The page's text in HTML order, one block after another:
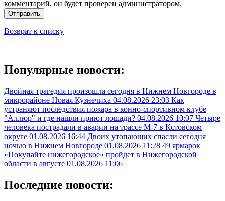
комментарий, он будет проверен администратором.
Отправить
Возврат к списку
Популярные новости:
Двойная трагедия произошла сегодня в Нижнем Новгороде в
микрорайоне Новая Кузнечиха 04.08.2026 23:03 Как
устраняют последствия пожара в конно-спортивном клубе
"Аллюр" и где нашли приют лошади? 04.08.2026 10:07 Четыре
человека пострадали в аварии на трассе М-7 в Кстовском
округе 01.08.2026 16:44 Двоих утопающих спасли сегодня
ночью в Нижнем Новгороде 01.08.2026 11:28 49 ярмарок
«Покупайте нижегородское» пройдет в Нижегородской
области в августе 01.08.2026 11:06
Последние новости: